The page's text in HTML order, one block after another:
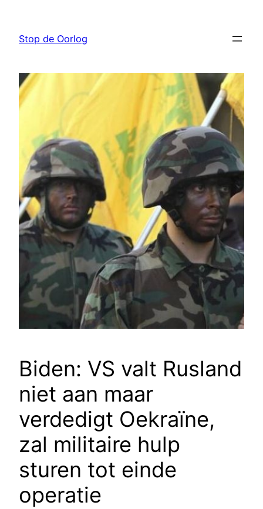
Stop de Oorlog
Biden: VS valt Rusland
niet aan maar
verdedigt Oekraïne,
zal militaire hulp
sturen tot einde
operatie